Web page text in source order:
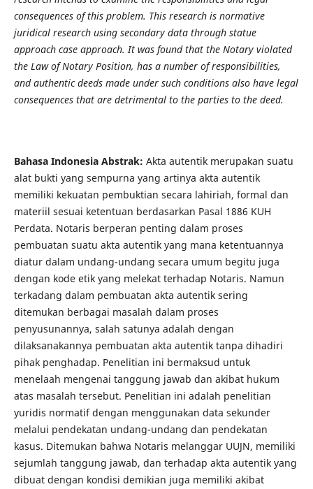
consequences of this problem. This research is normative
juridical research using secondary data through statue
approach case approach. It was found that the Notary violated
the Law of Notary Position, has a number of responsibilities,
and authentic deeds made under such conditions also have legal
consequences that are detrimental to the parties to the deed.
Bahasa Indonesia Abstrak: Akta autentik merupakan suatu
alat bukti yang sempurna yang artinya akta autentik
memiliki kekuatan pembuktian secara lahiriah, formal dan
materiil sesuai ketentuan berdasarkan Pasal 1886 KUH
Perdata. Notaris berperan penting dalam proses
pembuatan suatu akta autentik yang mana ketentuannya
diatur dalam undang-undang secara umum begitu juga
dengan kode etik yang melekat terhadap Notaris. Namun
terkadang dalam pembuatan akta autentik sering
ditemukan berbagai masalah dalam proses
penyusunannya, salah satunya adalah dengan
dilaksanakannya pembuatan akta autentik tanpa dihadiri
pihak penghadap. Penelitian ini bermaksud untuk
menelaah mengenai tanggung jawab dan akibat hukum
atas masalah tersebut. Penelitian ini adalah penelitian
yuridis normatif dengan menggunakan data sekunder
melalui pendekatan undang-undang dan pendekatan
kasus. Ditemukan bahwa Notaris melanggar UUJN, memiliki
sejumlah tanggung jawab, dan terhadap akta autentik yang
dibuat dengan kondisi demikian juga memiliki akibat